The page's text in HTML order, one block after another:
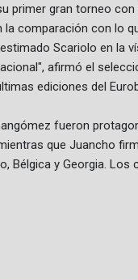
primer gran torneo con
comparación con lo
Scariolo en la
afirmó el
ediciones del
fueron
que Juancho
Bélgica y Georgia.